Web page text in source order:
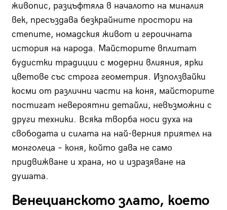
живопис, разцъфтяла в началото на миналия
век, пресъздава безкрайните простори на
степите, номадския живот и героичната
история на народа. Майсторите вплитат
будистки традиции с модерни влияния, ярки
цветове със строга геометрия. Използвайки
косми от различни части на коня, майсторите
постигат невероятни детайли, невъзможни с
други техники. Всяка творба носи духа на
свободата и силата на най-верния приятел на
монголеца – коня, който дава не само
придвижване и храна, но и изразяване на
душата.
Венецианското злато, което